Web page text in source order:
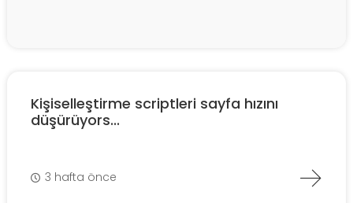
Kişiselleştirme scriptleri sayfa hızını
düşürüyors...
3 hafta önce